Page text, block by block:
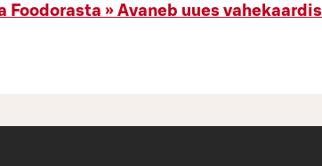
Foodorasta » Avaneb uues vahekaardis